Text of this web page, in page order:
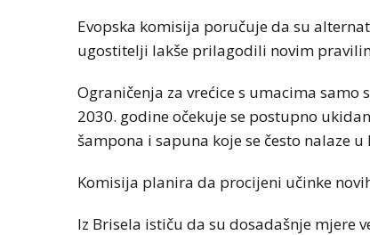
Evopska komisija poručuje da su
ugostitelji lakše prilagodili novim
Ograničenja za vrećice s umacima
2030. godine očekuje se postupno
šampona i sapuna koje se često nalaze
Komisija planira da procijeni učinke
Iz Brisela ističu da su dosadašnje mjere